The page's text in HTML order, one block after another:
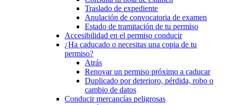
Traslado de expediente
Anulación de convocatoria de examen
Estado de tramitación de tu permiso
Accesibilidad en el permiso conducir
¿Ha caducado o necesitas una copia de tu
permiso?
Atrás
Renovar un permiso próximo a caducar
Duplicado por deterioro, pérdida, robo o
cambio de datos
Conducir mercancías peligrosas